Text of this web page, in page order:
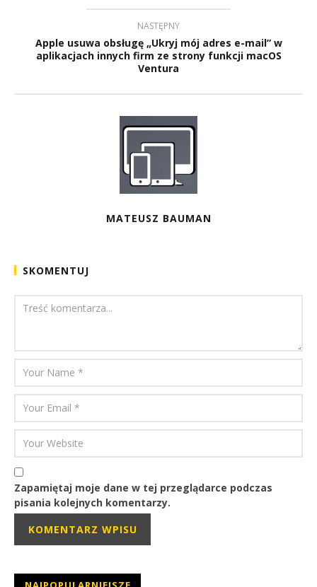
NASTĘPNY
Apple usuwa obsługę „Ukryj mój adres e-mail” w
aplikacjach innych firm ze strony funkcji macOS
Ventura
MATEUSZ BAUMAN
SKOMENTUJ
Zapamiętaj moje dane w tej przeglądarce podczas
pisania kolejnych komentarzy.